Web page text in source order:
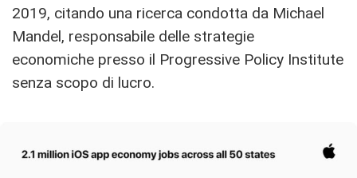
2019, citando una ricerca condotta da Michael
Mandel, responsabile delle strategie
economiche presso il Progressive Policy Institute
senza scopo di lucro.